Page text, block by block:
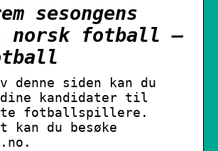
sesongens
norsk fotball –
denne siden kan du
dine kandidater til
fotballspillere.
du besøke